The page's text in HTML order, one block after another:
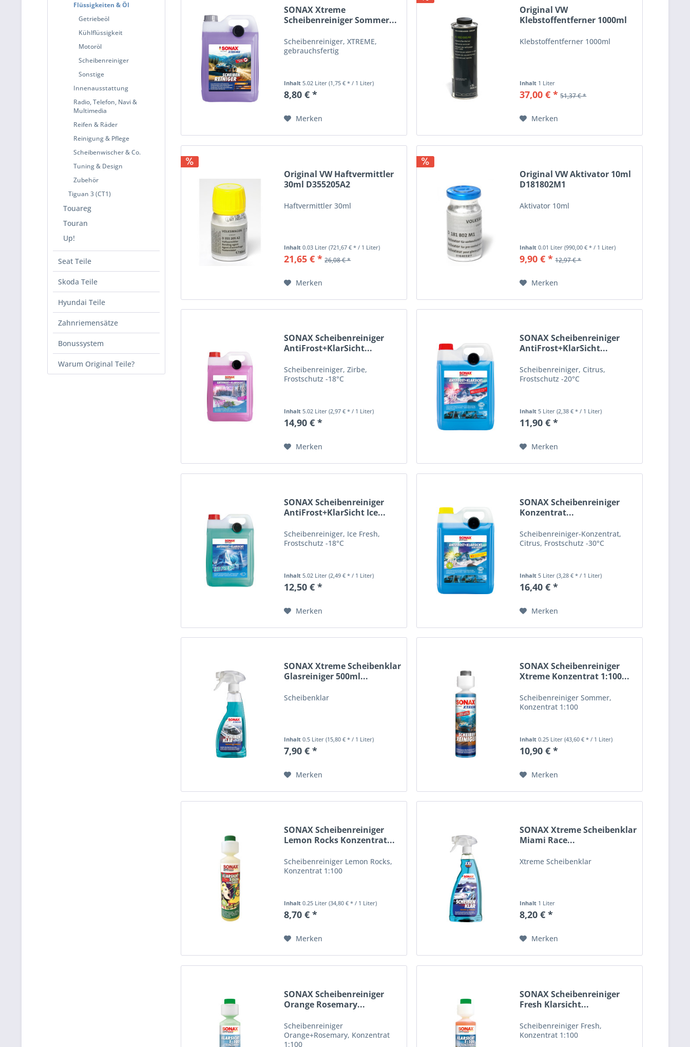
Flüssigkeiten & Öl
Getriebeöl
Kühlflüssigkeit
Motoröl
Scheibenreiniger
Sonstige
Innenausstattung
Radio, Telefon, Navi &
Multimedia
Reifen & Räder
Reinigung & Pflege
Scheibenwischer & Co.
Tuning & Design
Zubehör
Tiguan 3 (CT1)
Touareg
Touran
Up!
Seat Teile
Skoda Teile
Hyundai Teile
Zahnriemensätze
Bonussystem
Warum Original Teile?
SONAX Xtreme
Scheibenreiniger Sommer...
Scheibenreiniger, XTREME,
gebrauchsfertig
Inhalt5.02 Liter(1,75 € * / 1 Liter)
8,80 € *
Merken
Original VW
Klebstoffentferner 1000ml
Klebstoffentferner 1000ml
Inhalt 1 Liter
37,00 € * 51,37 € *
Merken
Original VW Haftvermittler
30ml D355205A2
Haftvermittler 30ml
Inhalt0.03 Liter(721,67 € * / 1 Liter)
21,65 € * 26,08 € *
Merken
Original VW Aktivator 10ml
D181802M1
Aktivator 10ml
Inhalt0.01 Liter(990,00 € * / 1 Liter)
9,90 € * 12,97 € *
Merken
SONAX Scheibenreiniger
AntiFrost+KlarSicht...
Scheibenreiniger, Zirbe,
Frostschutz -18°C
Inhalt5.02 Liter(2,97 € * / 1 Liter)
14,90 € *
Merken
SONAX Scheibenreiniger
AntiFrost+KlarSicht...
Scheibenreiniger, Citrus,
Frostschutz -20°C
Inhalt5 Liter(2,38 € * / 1 Liter)
11,90 € *
Merken
SONAX Scheibenreiniger
AntiFrost+KlarSicht Ice...
Scheibenreiniger, Ice Fresh,
Frostschutz -18°C
Inhalt 5.02 Liter(2,49 € * / 1 Liter)
12,50 € *
Merken
SONAX Scheibenreiniger
Konzentrat...
Scheibenreiniger-Konzentrat,
Citrus, Frostschutz -30°C
Inhalt 5 Liter(3,28 € * / 1 Liter)
16,40 € *
Merken
SONAX Xtreme Scheibenklar
Glasreiniger 500ml...
Scheibenklar
Inhalt0.5 Liter(15,80 € * / 1 Liter)
7,90 € *
Merken
SONAX Scheibenreiniger
Xtreme Konzentrat 1:100...
Scheibenreiniger Sommer,
Konzentrat 1:100
Inhalt0.25 Liter(43,60 € * / 1 Liter)
10,90 € *
Merken
SONAX Scheibenreiniger
Lemon Rocks Konzentrat...
Scheibenreiniger Lemon Rocks,
Konzentrat 1:100
Inhalt0.25 Liter(34,80 € * / 1 Liter)
8,70 € *
Merken
SONAX Xtreme Scheibenklar
Miami Race...
Xtreme Scheibenklar
Inhalt 1 Liter
8,20 € *
Merken
SONAX Scheibenreiniger
Orange Rosemary...
Scheibenreiniger
Orange+Rosemary, Konzentrat
1:100
SONAX Scheibenreiniger
Fresh Klarsicht...
Scheibenreiniger Fresh,
Konzentrat 1:100